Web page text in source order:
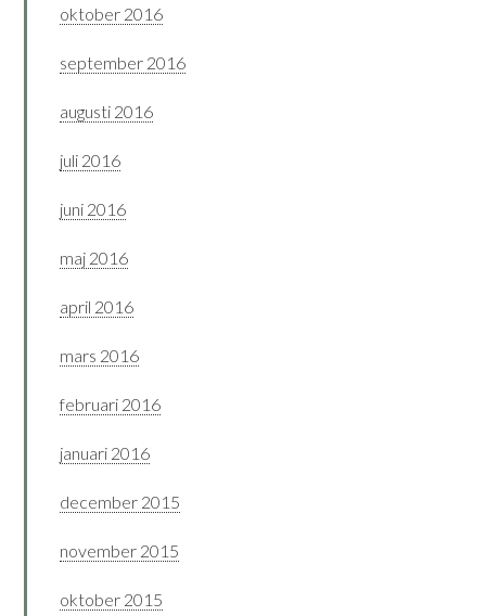
oktober 2016
september 2016
augusti 2016
juli 2016
juni 2016
maj 2016
april 2016
mars 2016
februari 2016
januari 2016
december 2015
november 2015
oktober 2015